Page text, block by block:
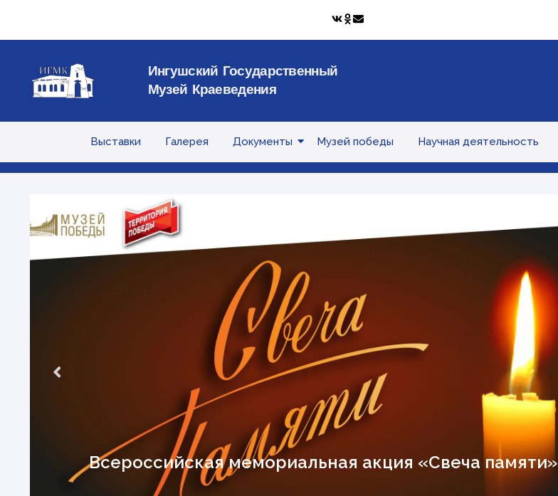
Ингушский Государственный
Музей Краеведения
Выставки Галерея Документы Музей победы Научная деятельность
Всероссийская мемориальная акция «Свеча памяти»